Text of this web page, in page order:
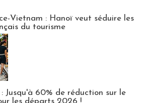
Vietnam : Hanoï veut séduire les
du tourisme
Jusqu'à 60% de réduction sur le
les départs 2026 !